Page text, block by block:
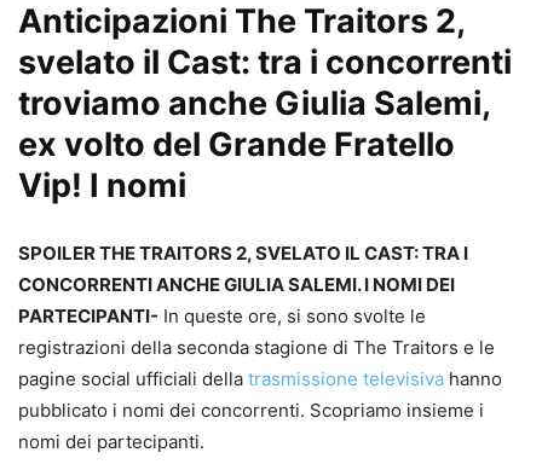
Anticipazioni The Traitors 2,
svelato il Cast: tra i concorrenti
troviamo anche Giulia Salemi,
ex volto del Grande Fratello
Vip! I nomi
SPOILER THE TRAITORS 2, SVELATO IL CAST: TRA I
CONCORRENTI ANCHE GIULIA SALEMI. I NOMI DEI
PARTECIPANTI- In queste ore, si sono svolte le
registrazioni della seconda stagione di The Traitors e le
pagine social ufficiali della trasmissione televisiva hanno
pubblicato i nomi dei concorrenti. Scopriamo insieme i
nomi dei partecipanti.